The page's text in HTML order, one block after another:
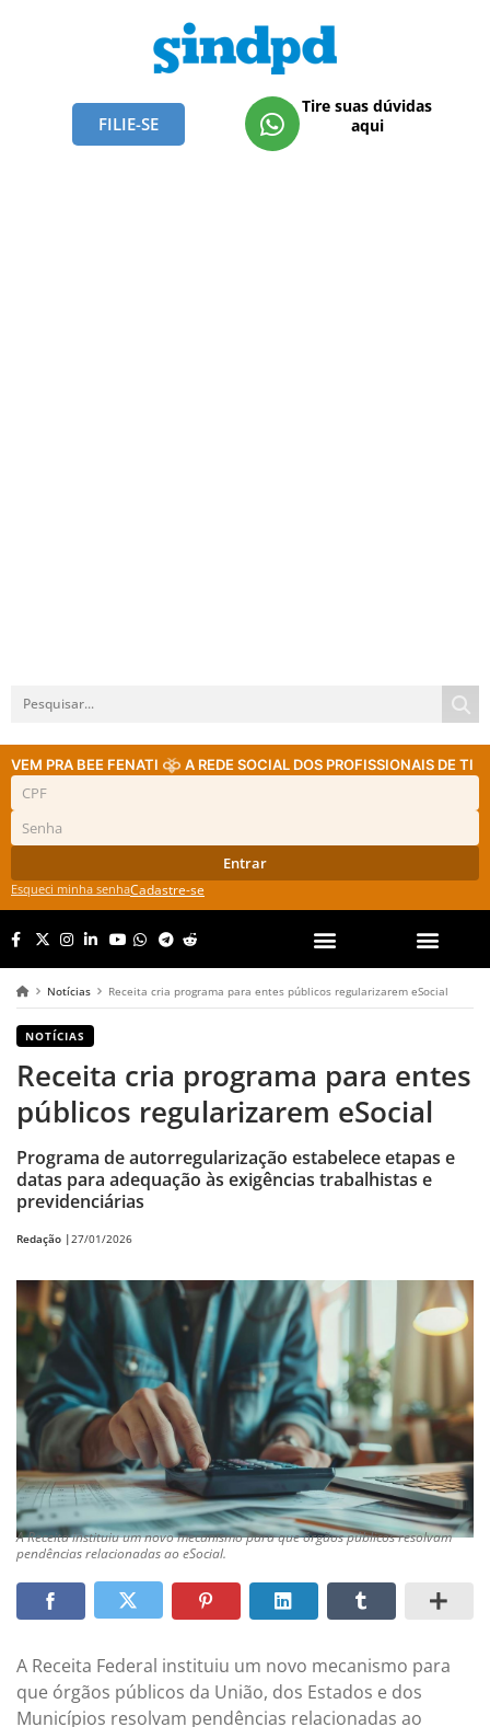
FILIE-SE
Tire suas dúvidas
aqui
VEM PRA BEE FENATI A REDE SOCIAL DOS PROFISSIONAIS DE TI
Entrar
Esqueci minha senhaCadastre-se
Notícias Receita cria programa para entes públicos regularizarem eSocial
NOTÍCIAS
Receita cria programa para entes
públicos regularizarem eSocial
Programa de autorregularização estabelece etapas e
datas para adequação às exigências trabalhistas e
previdenciárias
Redação |27/01/2026
A Receita instituiu um novo mecanismo para que órgãos públicos resolvam
pendências relacionadas ao eSocial.
A Receita Federal instituiu um novo mecanismo para
que órgãos públicos da União, dos Estados e dos
Municípios resolvam pendências relacionadas ao